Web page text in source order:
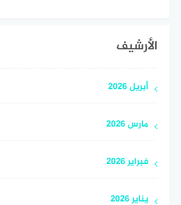
الأرشيف
أبريل 2026
مارس 2026
فبراير 2026
يناير 2026